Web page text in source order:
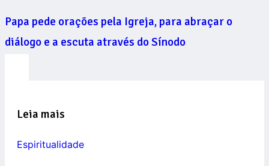
Papa pede orações pela Igreja, para abraçar o
diálogo e a escuta através do Sínodo
Leia mais
Espiritualidade